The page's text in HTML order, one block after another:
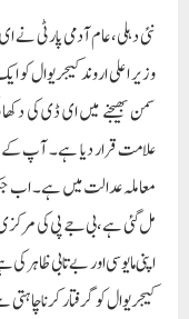
نئی دہلی،عام آدمی پارٹی
وزیر اعلی اروند کیجریوال کو
سمن بھیجنے میں ای ڈی کی
علامت قرار دیا ہے۔ آپ کے
معاملہ عدالت میں ہے۔ اب
مل گئی ہے، بی جے پی کی
اپنی مایوسی اور بے تابی ظاہر
کیجریوال کو گرفتار کرنا